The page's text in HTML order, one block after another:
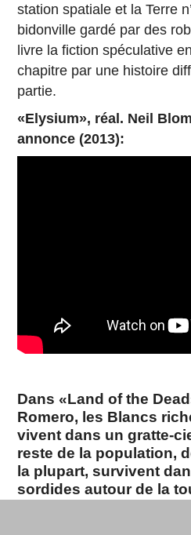
station spatiale et la Terre
bidonville gardé par des
livre la fiction spéculative
chapitre par une histoire
partie.
«Elysium», réal. Neil
annonce (2013):
Dans «Land of the
Romero, les Blancs
vivent dans un gratte-
reste de la population,
la plupart, survivent
sordides autour de la